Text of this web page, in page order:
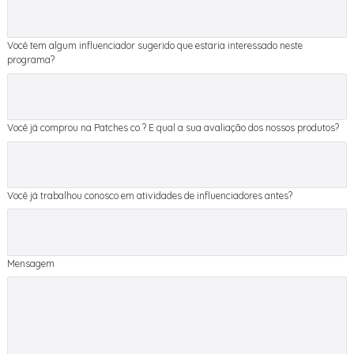
Você tem algum influenciador sugerido que estaria interessado neste
programa?
Você já comprou na Patches co.? E qual a sua avaliação dos nossos produtos?
Você já trabalhou conosco em atividades de influenciadores antes?
Mensagem